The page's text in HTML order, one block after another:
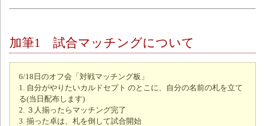
加筆1 試合マッチングについて
6/18日のオフ会「対戦マッチング板」
1. 自分がやりたいカルドセプト のとこに、自分の名前の札を立て
る(当日配布します)
2. ３人揃ったらマッチング完了
3. 揃った卓は、札を倒して試合開始